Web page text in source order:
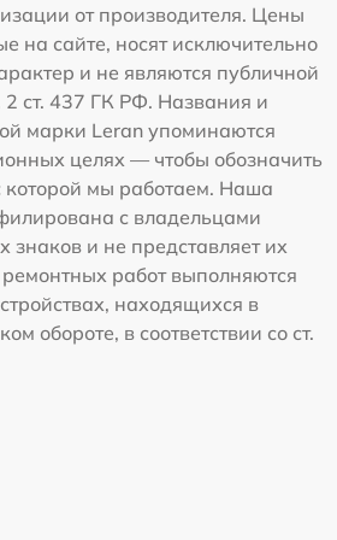
от производителя. Цены
на сайте, носят исключительно
и не являются публичной
2 ст. 437 ГК РФ. Названия и
марки Leran упоминаются
целях — чтобы обозначить
которой мы работаем. Наша
с владельцами
знаков и не представляет их
работ выполняются
находящихся в
обороте, в соответствии со ст.